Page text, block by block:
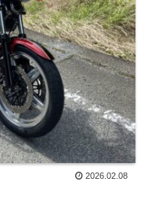
2026.02.08